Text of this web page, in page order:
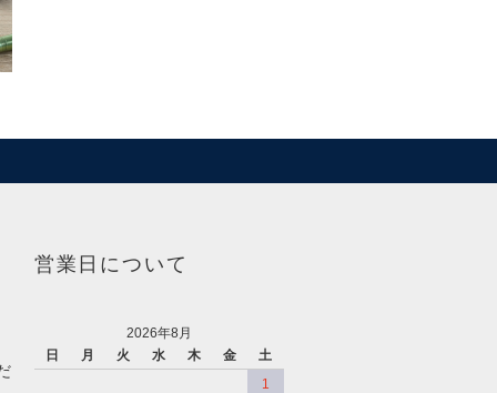
営業日について
2026年8月
日
月 火 水 木 金
土
1